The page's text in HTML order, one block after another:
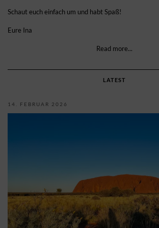
Schaut euch einfach um und habt Spaß!
Eure Ina
Read more...
LATEST
14. FEBRUAR 2026